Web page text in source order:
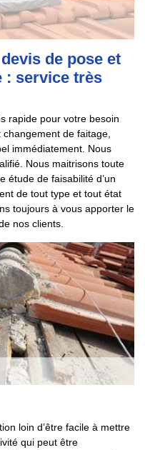
de pose et
: service très
rapide pour votre besoin
de faitage,
immédiatement. Nous
Nous maitrisons toute
étude de faisabilité d’un
de tout type et tout état
toujours à vous apporter le
nos clients.
loin d’être facile à mettre
qui peut être